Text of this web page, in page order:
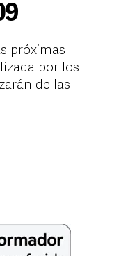
próximas
por los
de las